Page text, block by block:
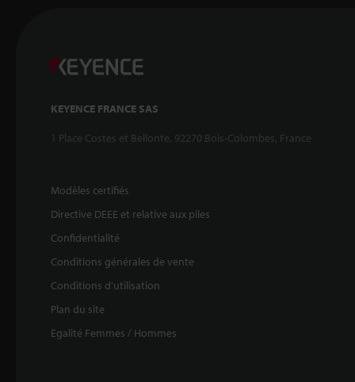
KEYENCE FRANCE SAS
1 Place Costes et Bellonte, 92270 Bois-Colombes, France
Modèles certifiés
Directive DEEE et relative aux piles
Confidentialité
Conditions générales de vente
Conditions d'utilisation
Plan du site
Egalité Femmes / Hommes